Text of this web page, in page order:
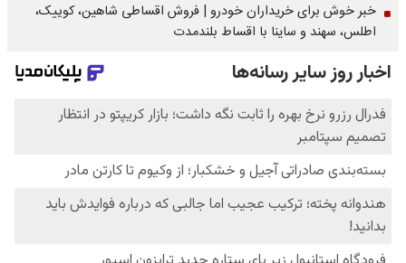
خبر خوش برای خریداران خودرو | فروش اقساطی شاهین، کوییک،
اطلس، سهند و ساینا با اقساط بلندمدت